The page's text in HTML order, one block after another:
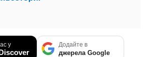
у Додайте в
джерела Google